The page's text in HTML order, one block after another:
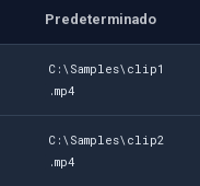
Predeterminado
C:\Samples\clip1
.mp4
C:\Samples\clip2
.mp4